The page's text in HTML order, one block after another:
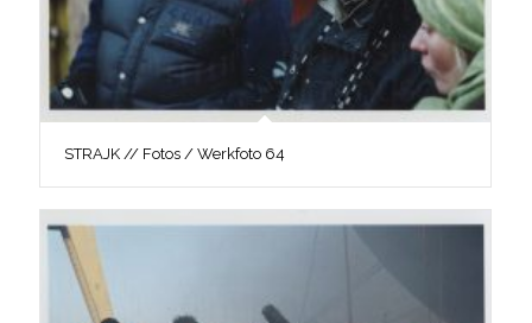
STRAJK // Fotos / Werkfoto 64